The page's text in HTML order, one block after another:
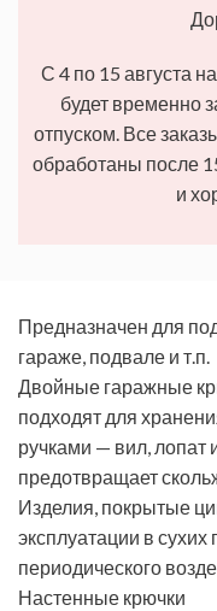
С 4 по 15 августа
будет временно
отпуском. Все
обработаны после
и
Предназначен для
гараже, подвале и т.п.
Двойные гаражные
подходят для
ручками — вил, лопат
предотвращает
Изделия, покрытые
эксплуатации в
периодического
Настенные крючки